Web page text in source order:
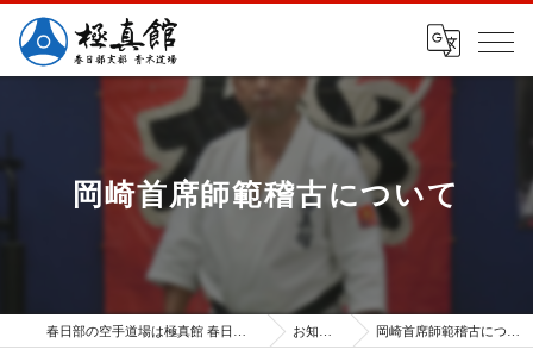
岡崎首席師範稽古について
お知らせ 岡崎首席師範稽古について